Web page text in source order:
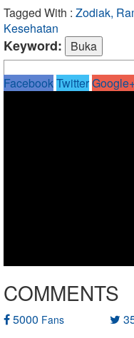
Tagged With : Zodiak,
Kesehatan
Keyword:
FacebookTwitter
COMMENTS
5000 Fans